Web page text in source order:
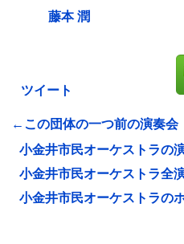
藤本 潤
ツイート
←この団体の一つ前の演奏会
小金井市民オーケストラの
小金井市民オーケストラ全
小金井市民オーケストラの